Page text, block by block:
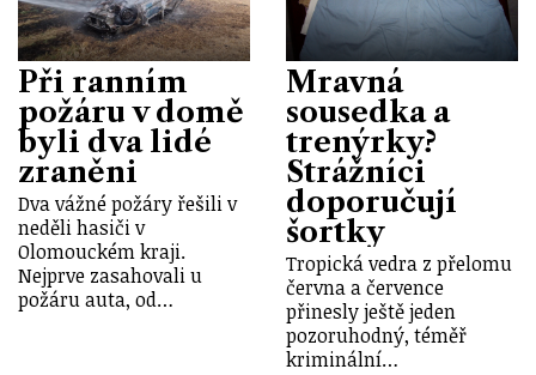
Při ranním
požáru v domě
byli dva lidé
zraněni
Dva vážné požáry řešili v
neděli hasiči v
Olomouckém kraji.
Nejprve zasahovali u
požáru auta, od…
Mravná
sousedka a
trenýrky?
Strážníci
doporučují
šortky
Tropická vedra z přelomu
června a července
přinesly ještě jeden
pozoruhodný, téměř
kriminální…